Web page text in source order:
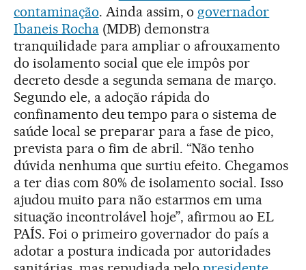
contaminação. Ainda assim, o governador
Ibaneis Rocha(MDB) demonstra
tranquilidade para ampliar o afrouxamento
do isolamento social que ele impôs por
decreto desde a segunda semana de março.
Segundo ele, a adoção rápida do
confinamento deu tempo para o sistema de
saúde local se preparar para a fase de pico,
prevista para o fim de abril. “Não tenho
dúvida nenhuma que surtiu efeito. Chegamos
a ter dias com 80% de isolamento social. Isso
ajudou muito para não estarmos em uma
situação incontrolável hoje”, afirmou ao EL
PAÍS. Foi o primeiro governador do país a
adotar a postura indicada por autoridades